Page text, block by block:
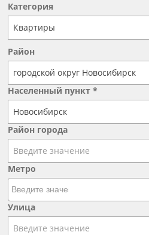
Категория
Квартиры
Район
городской округ Новосибирск
Населенный пункт *
Новосибирск
Район города
Введите значение
Метро
Улица
Введите значение